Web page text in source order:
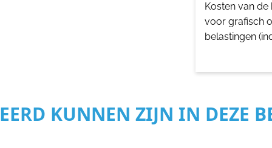
Kosten van
voor grafisch
belastingen
KUNNEN ZIJN IN DEZE